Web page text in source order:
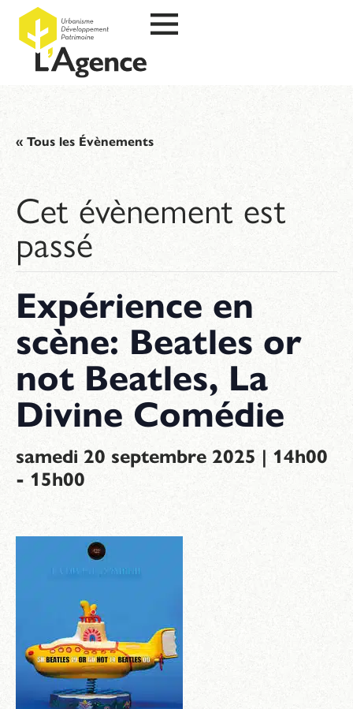
« Tous les Évènements
Cet évènement est
passé
Expérience en
scène: Beatles or
not Beatles, La
Divine Comédie
samedi 20 septembre 2025 | 14h00
- 15h00